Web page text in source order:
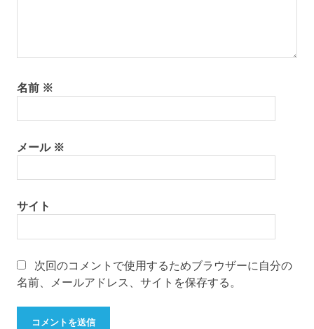
名前 ※
メール ※
サイト
次回のコメントで使用するためブラウザーに自分の
名前、メールアドレス、サイトを保存する。